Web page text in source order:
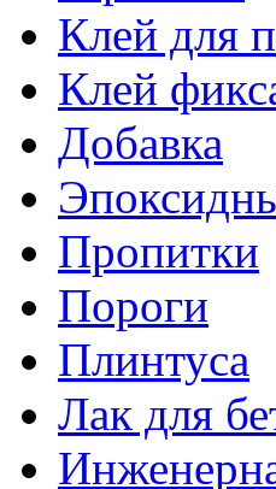
Клей для
Клей
Добавка
Пропитки
Пороги
Плинтуса
Лак для